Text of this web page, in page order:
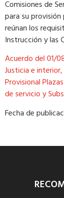
Comisiones de
para su
reúnan los
Instrucción y las
Acuerdo del 01/
Justicia e
Provisional
de servicio y
Fecha de